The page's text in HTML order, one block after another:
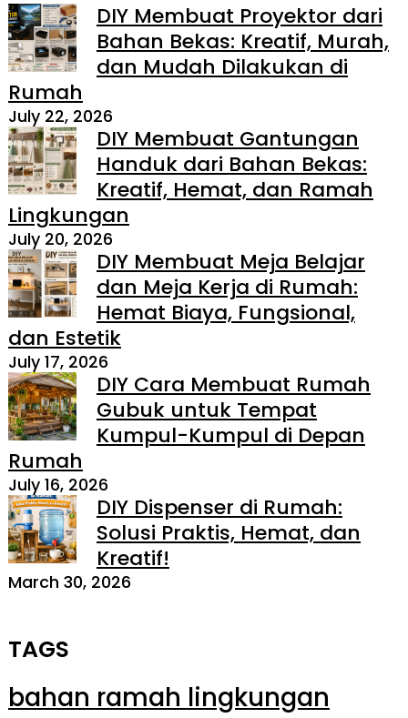
DIY Membuat Proyektor dari
Bahan Bekas: Kreatif, Murah,
dan Mudah Dilakukan di
Rumah
July 22, 2026
DIY Membuat Gantungan
Handuk dari Bahan Bekas:
Kreatif, Hemat, dan Ramah
Lingkungan
July 20, 2026
DIY Membuat Meja Belajar
dan Meja Kerja di Rumah:
Hemat Biaya, Fungsional,
dan Estetik
July 17, 2026
DIY Cara Membuat Rumah
Gubuk untuk Tempat
Kumpul-Kumpul di Depan
Rumah
July 16, 2026
DIY Dispenser di Rumah:
Solusi Praktis, Hemat, dan
Kreatif!
March 30, 2026
TAGS
bahan ramah lingkungan